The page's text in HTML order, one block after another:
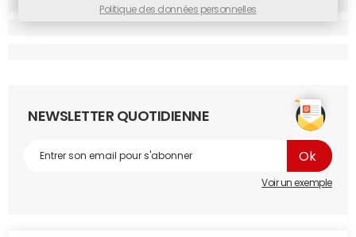
Politique des données personnelles
NEWSLETTER QUOTIDIENNE
Voir un exemple